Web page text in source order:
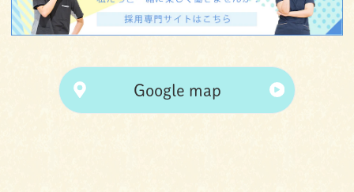
Google map